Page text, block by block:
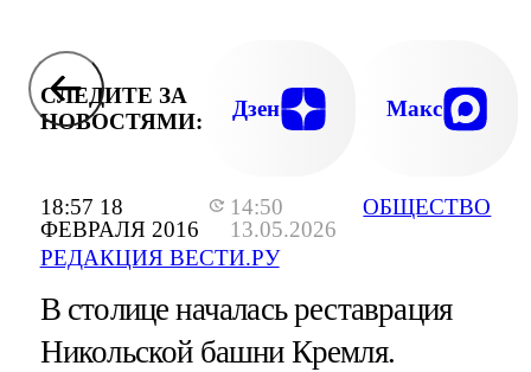
18:57 18
ФЕВРАЛЯ 2016
14:50
13.05.2026
РЕДАКЦИЯ ВЕСТИ.РУ
ОБЩЕСТВО
СЛЕДИТЕ ЗА
НОВОСТЯМИ:
Дзен Макс
В столице началась реставрация
Никольской башни Кремля.